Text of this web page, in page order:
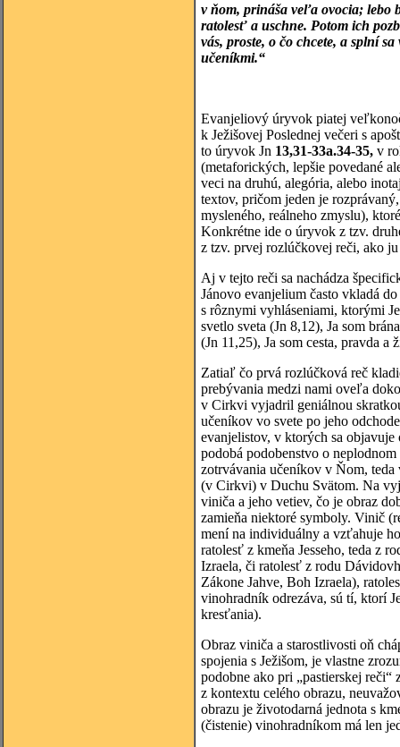
v ňom, prináša veľa ovocia; lebo
ratolesť a uschne. Potom ich
vás, proste, o čo chcete, a splní
učeníkmi.“
Evanjeliový úryvok piatej
k Ježišovej Poslednej večeri s
to úryvok Jn 13,31-33a.34-35, v
(metaforických, lepšie povedané
veci na druhú, alegória, alebo
textov, pričom jeden je
mysleného, reálneho zmyslu),
Konkrétne ide o úryvok z tzv.
z tzv. prvej rozlúčkovej reči, ako
Aj v tejto reči sa nachádza
Jánovo evanjelium často vkladá
s rôznymi vyhláseniami, ktorými
svetlo sveta (Jn 8,12), Ja som
(Jn 11,25), Ja som cesta, pravda
Zatiaľ čo prvá rozlúčková reč
prebývania medzi nami oveľa
v Cirkvi vyjadril geniálnou
učeníkov vo svete po jeho
evanjelistov, v ktorých sa
podobá podobenstvo o
zotrvávania učeníkov v Ňom,
(v Cirkvi) v Duchu Svätom. Na
viniča a jeho vetiev, čo je obraz
zamieňa niektoré symboly. Vinič
mení na individuálny a vzťahuje
ratolesť z kmeňa Jesseho, teda z
Izraela, či ratolesť z rodu
Zákone Jahve, Boh Izraela),
vinohradník odrezáva, sú tí, ktorí
kresťania).
Obraz viniča a starostlivosti oň
spojenia s Ježišom, je vlastne
podobne ako pri „pastierskej
z kontextu celého obrazu,
obrazu je životodarná jednota s
(čistenie) vinohradníkom má len